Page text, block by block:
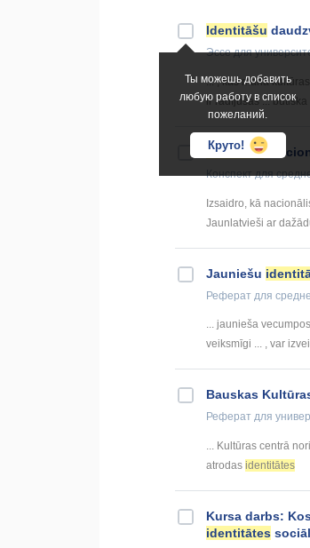
Ты можешь добавить
любую работу в список
пожеланий.
Круто!
Identitāšu
Эсседля
... , kas manā kultūras
ir radījušas ...
identitāte,
Конспектдля
Izsaidro, kā
Jaunlatvieši ar
Jauniešu
Реферат для
... jaunieša
veiksmīgi ... , var
Bauskas
Реферат для
... Kultūras centrā
atrodas identitātes
Kursa darbs:
identitātes